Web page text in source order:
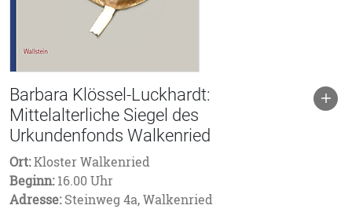
Barbara Klössel-Luckhardt:
Mittelalterliche Siegel des
Urkundenfonds Walkenried
Ort:Kloster Walkenried
Beginn:16.00 Uhr
Adresse:Steinweg 4a, Walkenried